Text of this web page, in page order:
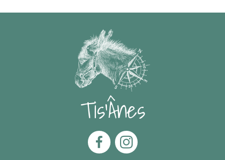
Tis'Ânes